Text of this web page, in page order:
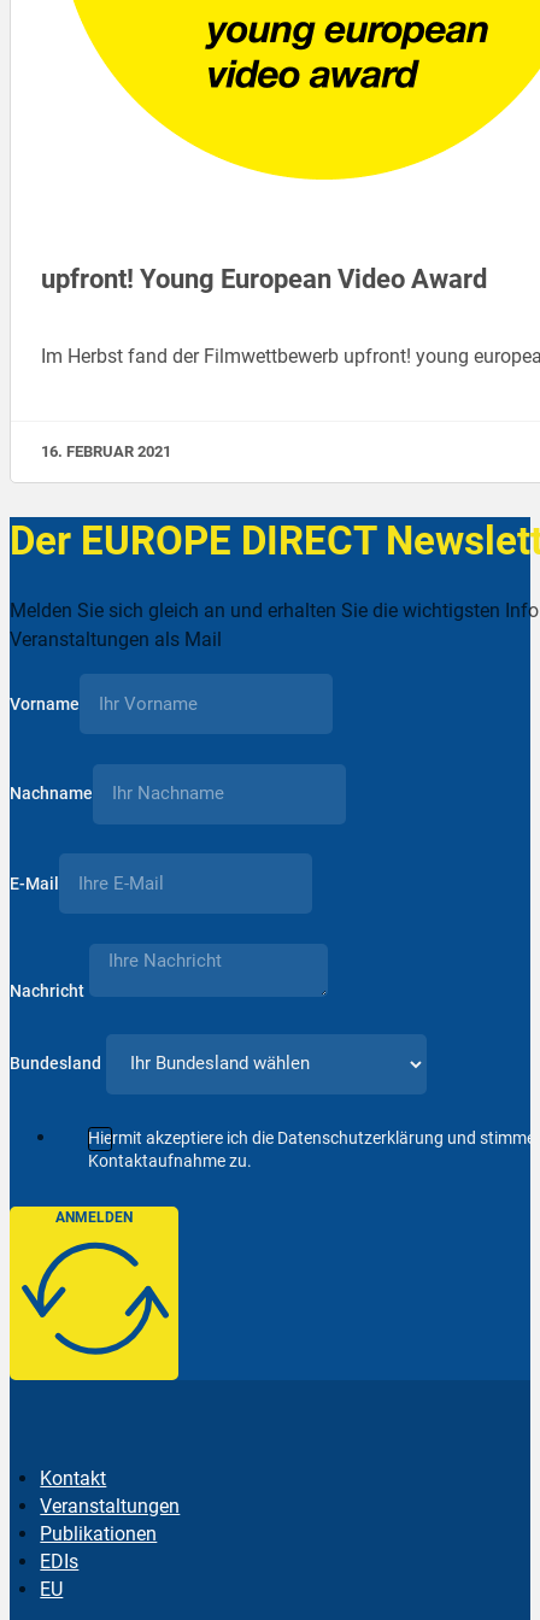
upfront! Young European Video Award
Im Herbst fand der Filmwettbewerb upfront! young
16. FEBRUAR 2021
Der EUROPE DIRECT
Melden Sie sich gleich an und erhalten Sie die wichtigsten
Veranstaltungen als Mail
Vorname
Nachname
E-Mail
Nachricht
Bundesland
Hiermit akzeptiere ich die Datenschutzerklärung und
Kontaktaufnahme zu.
ANMELDEN
Kontakt
Veranstaltungen
Publikationen
EDIs
EU